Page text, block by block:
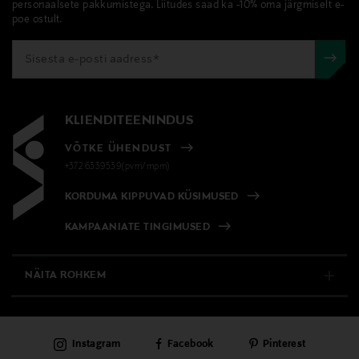
sisaldavad kuni 93% taaskasutatud plasti.
137922176
Pakendi suurus
300 ml
Juuksetüüp
Normaalsetele juustele
avamata originaalpakendis.
E-POE TAGASTUSED
personaalsete pakkumistega. Liitudes saad ka -10% oma järgmiselt e-
poe ostult.
KLIENDITEENINDUS
VÕTKE ÜHENDUST
+372 6339539(pvm/mpm)
KORDUMA KIPPUVAD KÜSIMUSED
KAMPAANIATE TINGIMUSED
NÄITA ROHKEM
PÜSIKLIENDITEENINDUS
Instagram Facebook Pinterest